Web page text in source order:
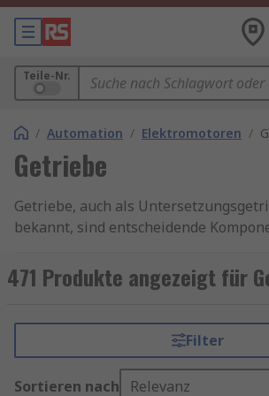
Teile-Nr.
/ Automation / Elektromotoren /
Getriebe
Getriebe, auch als
bekannt, sind entscheidende
Geschwindigkeit zwischen einer
wie einem Elektromotor, verändern.
einer kompakten Einheit, die ideal für
und effiziente Antriebsanwendungen
471 Produkte angezeigt für
Filter
Sortieren nach Relevanz